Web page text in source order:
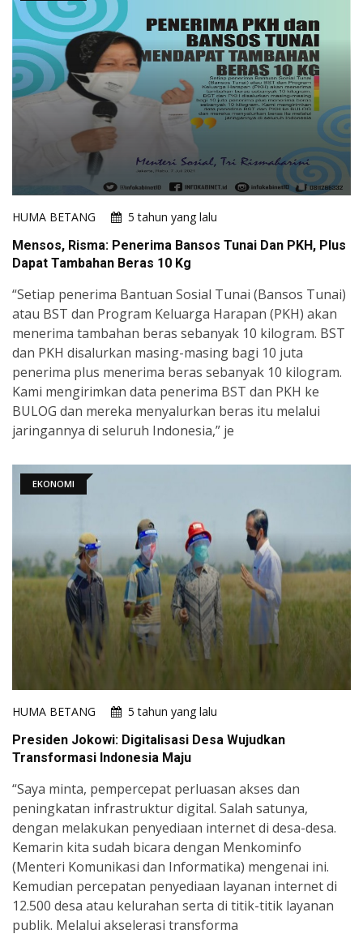
HUMA BETANG
5 tahun yang lalu
Mensos, Risma: Penerima Bansos Tunai Dan PKH, Plus
Dapat Tambahan Beras 10 Kg
“Setiap penerima Bantuan Sosial Tunai (Bansos Tunai)
atau BST dan Program Keluarga Harapan (PKH) akan
menerima tambahan beras sebanyak 10 kilogram. BST
dan PKH disalurkan masing-masing bagi 10 juta
penerima plus menerima beras sebanyak 10 kilogram.
Kami mengirimkan data penerima BST dan PKH ke
BULOG dan mereka menyalurkan beras itu melalui
jaringannya di seluruh Indonesia,” je
EKONOMI
HUMA BETANG
5 tahun yang lalu
Presiden Jokowi: Digitalisasi Desa Wujudkan
Transformasi Indonesia Maju
“Saya minta, pempercepat perluasan akses dan
peningkatan infrastruktur digital. Salah satunya,
dengan melakukan penyediaan internet di desa-desa.
Kemarin kita sudah bicara dengan Menkominfo
(Menteri Komunikasi dan Informatika) mengenai ini.
Kemudian percepatan penyediaan layanan internet di
12.500 desa atau kelurahan serta di titik-titik layanan
publik. Melalui akselerasi transforma